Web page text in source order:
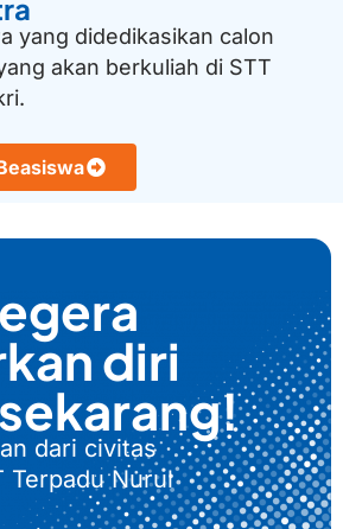
yang didedikasikan calon
akan berkuliah di STT
diri
dari civitas
Terpadu Nurul